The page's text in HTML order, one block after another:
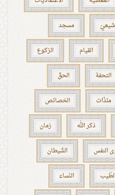
شيعيّ مسجد
القيام الرّكوع
التحفة الحقّ
ملذّات الخصائص
ذكر الله زمان
النفس الشّيطان
النّساء